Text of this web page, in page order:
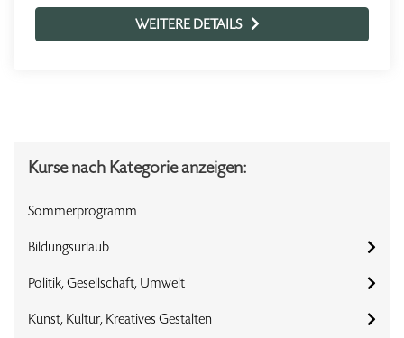
WEITERE DETAILS
Kurse nach Kategorie anzeigen:
Sommerprogramm
Bildungsurlaub
Politik, Gesellschaft, Umwelt
Kunst, Kultur, Kreatives Gestalten